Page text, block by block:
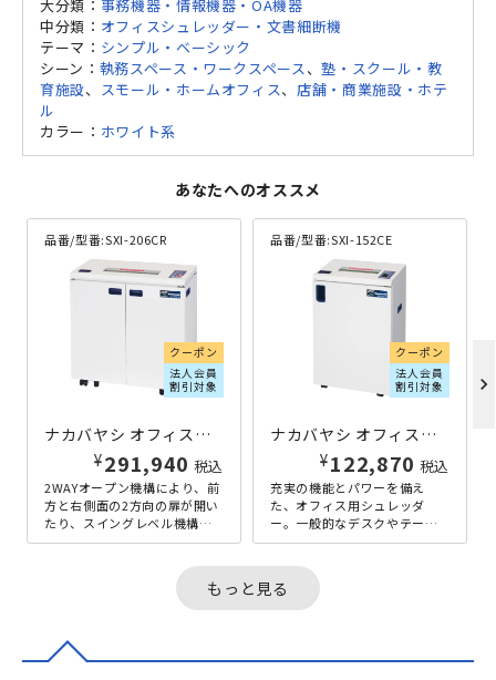
大分類： 事務機器・情報機器・OA機器
中分類： オフィスシュレッダー・文書細断機
テーマ： シンプル・ベーシック
シーン： 執務スペース・ワークスペース、塾・スクール・教
育施設、 スモール・ホームオフィス、 店舗・商業施設・ホテ
ル
カラー： ホワイト系
あなたへのオススメ
品番/型番:SXI-206CR
クーポン
法人会員
割引対象
ナカバヤシ オフィスシュレッダー SXI-206CR W650×D300×H700
¥291,940 税込
2WAYオープン機構により、前
方と右側面の2方向の扉が開い
たり、スイングレベル機構に
より面倒な屑ならし作業が不
品番/型番:SXI-152CE
クーポン
法人会員
割引対象
ナカバヤシ オフィスシュレッダー SXI-152CE W440×D300×H700
¥122,870 税込
充実の機能とパワーを備え
た、オフィス用シュレッダ
ー。一般的なデスクやテーブ
ルと同じ高さ（JIS700mm）
に違和感...
chevron_right
もっと見る